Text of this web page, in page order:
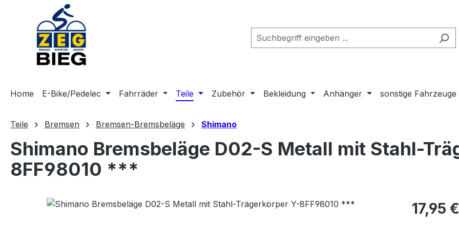
Hauptinhalt springen
Zur Suche springen
Zur Hauptnavigation springen
Home E-Bike/Pedelec Fahrräder Teile Zubehör Bekleidung Anhänger sonstige Fahrzeuge
Teile Bremsen Bremsen-Bremsbeläge Shimano
Shimano Bremsbeläge D02-S Metall mit Stahl-
8FF98010 ***
Bildergalerie überspringen Regulärer
17,95 €